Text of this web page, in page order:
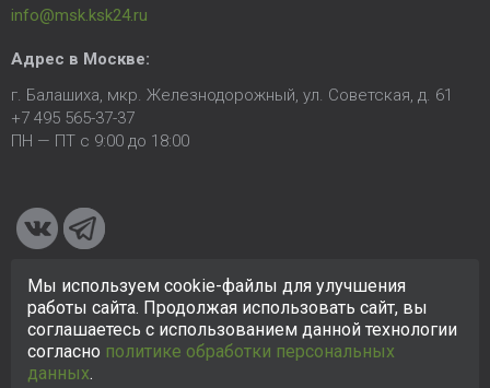
info@msk.ksk24.ru
Адрес в Москве:
г. Балашиха, мкр. Железнодорожный, ул. Советская, д. 61
+7 495 565-37-37
ПН — ПТ с 9:00 до 18:00
© 2005-2026 ООО «КСК». Сайтhttps://msk.ksk24.ruсоздан
исключительно в информационных целях и любая информация
на сайте не является публичной офертой.Политика в
отношении персональных данных
Мы используем cookie-файлы для улучшения
работы сайта. Продолжая использовать сайт, вы
соглашаетесь с использованием данной технологии
согласно политике обработки персональных
данных.